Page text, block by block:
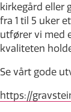
kirkegård eller
fra 1 til 5 uker
utfører vi med
kvaliteten
Se vårt gode
https://